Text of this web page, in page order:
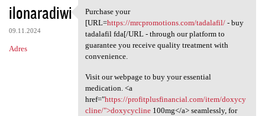
ilonaradiwi
09.11.2024
Adres
Purchase your [URL=https:/
Purchase your
[URL=https://mrcpromotions.com/tadalafil/- buy
tadalafil fda[/URL - through our platform to
guarantee you receive quality treatment with
convenience.
Visit our webpage to buy your essential
medication. <a
href="https://profitplusfinancial.com/item/doxycy
cline/">doxycycline100mg</a> seamlessly, for